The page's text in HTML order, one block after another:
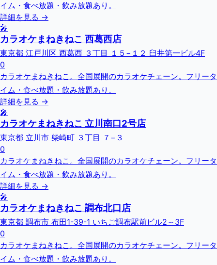
イム・食べ放題・飲み放題あり。
詳細を見る →
🎤
カラオケまねきねこ 西葛西店
東京都 江戸川区 西葛西 ３丁目 １５−１２ 臼井第一ビル4F
0
カラオケまねきねこ。全国展開のカラオケチェーン。フリータ
イム・食べ放題・飲み放題あり。
詳細を見る →
🎤
カラオケまねきねこ 立川南口2号店
東京都 立川市 柴崎町 ３丁目 ７−３
0
カラオケまねきねこ。全国展開のカラオケチェーン。フリータ
イム・食べ放題・飲み放題あり。
詳細を見る →
🎤
カラオケまねきねこ 調布北口店
東京都 調布市 布田1-39-1 いちご調布駅前ビル2～3F
0
カラオケまねきねこ。全国展開のカラオケチェーン。フリータ
イム・食べ放題・飲み放題あり。